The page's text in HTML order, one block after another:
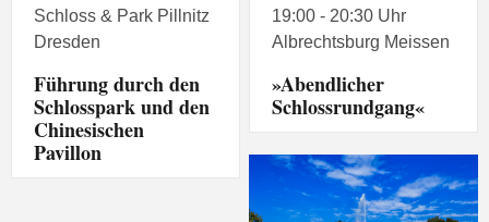
Schloss & Park Pillnitz
Dresden
Führung durch den
Schlosspark und den
Chinesischen
Pavillon
19:00 - 20:30 Uhr
Albrechtsburg Meissen
»Abendlicher
Schlossrundgang«